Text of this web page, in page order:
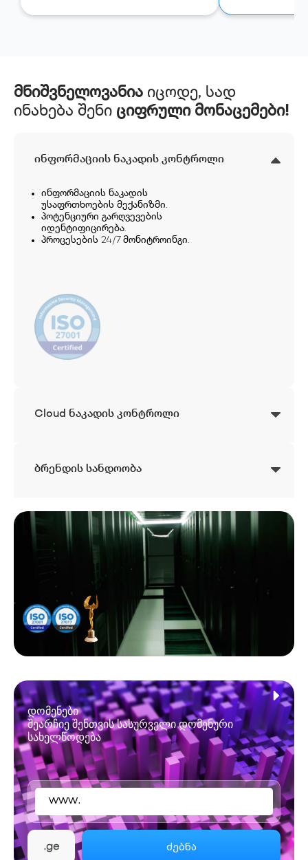
მნიშვნელოვანია იცოდე, სად
ინახება შენი ციფრული მონაცემები!
ინფორმაციის ნაკადის კონტროლი
ინფორმაციის ნაკადის
უსაფრთხოების მექანიზმი.
პოტენციური გარღვევების
იდენტიფიცირება.
პროცესების 24/7 მონიტროინგი.
Cloud ნაკადის კონტროლი
ბრენდის სანდოობა
დომენები
შეარჩიე შენთვის სასურველი დომენური
სახელწოდება
www.
.ge ძებნა